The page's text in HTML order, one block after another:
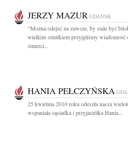
JERZY MAZUR GDAŃSK
"Można odejść na zawsze, by stale być
wielkim smutkiem przyjęliśmy wiadomość
śmierci...
HANIA PEŁCZYŃSKA
25 kwietnia 2010 roku odeszła nasza
wspaniała sąsiadka i przyjaciółka Hania...